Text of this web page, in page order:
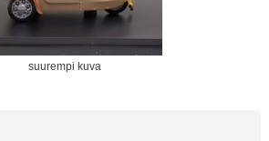
suurempi kuva